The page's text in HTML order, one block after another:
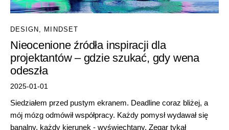
DESIGN MINDSET
Nieocenione źródła inspiracji dla
projektantów – gdzie szukać, gdy wena
odeszła
2025-01-01
Siedziałem przed pustym ekranem. Deadline coraz bliżej, a
mój mózg odmówił współpracy. Każdy pomysł wydawał się
banalny, każdy kierunek - wyświechtany. Zegar tykał